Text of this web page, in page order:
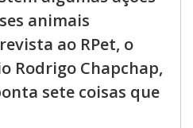
animais
ao RPet, o
Rodrigo Chapchap,
sete coisas que